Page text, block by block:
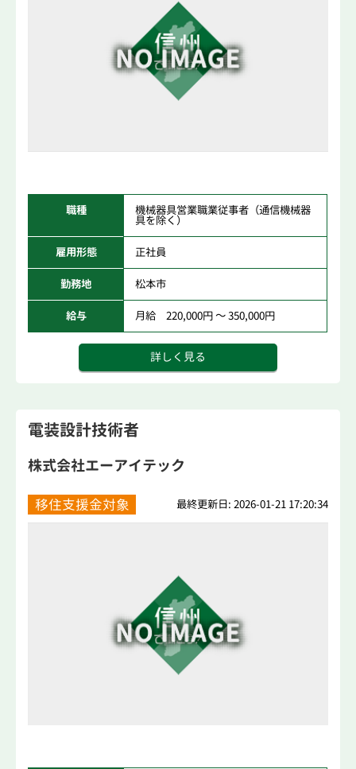
職種 機械器具営業職業従事者（通信機械器
具を除く）
雇用形態 正社員
勤務地 松本市
給与 月給 220,000円 ～ 350,000円
詳しく見る
電装設計技術者
株式会社エーアイテック
移住支援金対象 最終更新日: 2026-01-21 17:20:34